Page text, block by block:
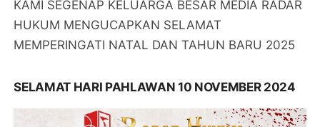
KAMI SEGENAP KELUARGA BESAR MEDIA RADAR
HUKUM MENGUCAPKAN SELAMAT
MEMPERINGATI NATAL DAN TAHUN BARU 2025
SELAMAT HARI PAHLAWAN 10 NOVEMBER 2024